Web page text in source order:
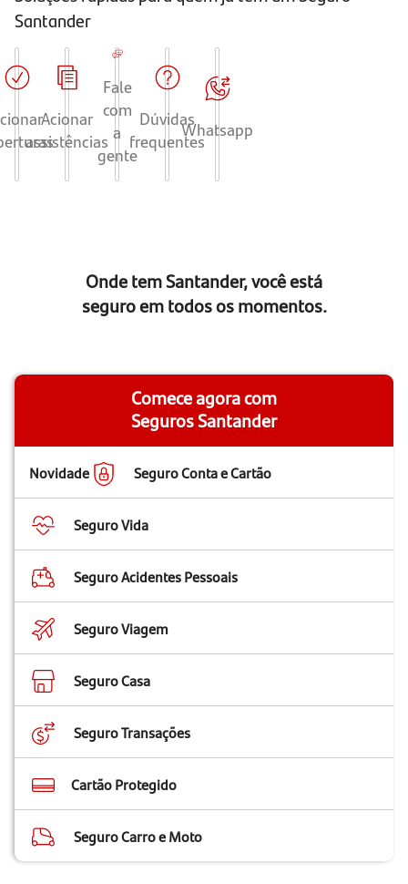
Santander
Acionar
assistências
Fale
com
a
gente
Dúvidas
frequentesWhatsapp
Onde tem Santander, você está
seguro em todos os momentos.
Comece agora com
Seguros Santander
Novidade Seguro Conta e Cartão
Seguro Vida
Seguro Acidentes Pessoais
Seguro Viagem
Seguro Casa
Seguro Transações
Cartão Protegido
Seguro Carro e Moto